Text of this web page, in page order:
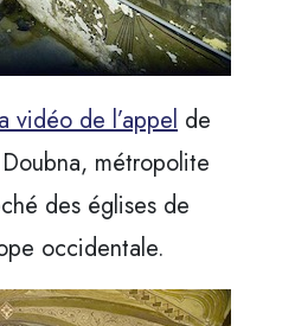
vidéo de l’appel de
métropolite
des églises de
occidentale.